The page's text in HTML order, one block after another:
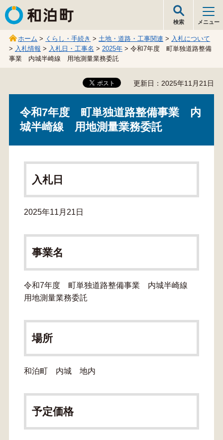
和泊町
検索 メニュー
ホーム > くらし・手続き >土地・道路・工事関連 > 入札について
> 入札情報 > 入札日・工事名 > 2025年> 令和7年度 町単独道路整備
事業 内城半崎線 用地測量業務委託
更新日：2025年11月21日
令和7年度 町単独道路整備事業 内
城半崎線 用地測量業務委託
入札日
2025年11月21日
事業名
令和7年度 町単独道路整備事業 内城半崎線
用地測量業務委託
場所
和泊町 内城 地内
予定価格